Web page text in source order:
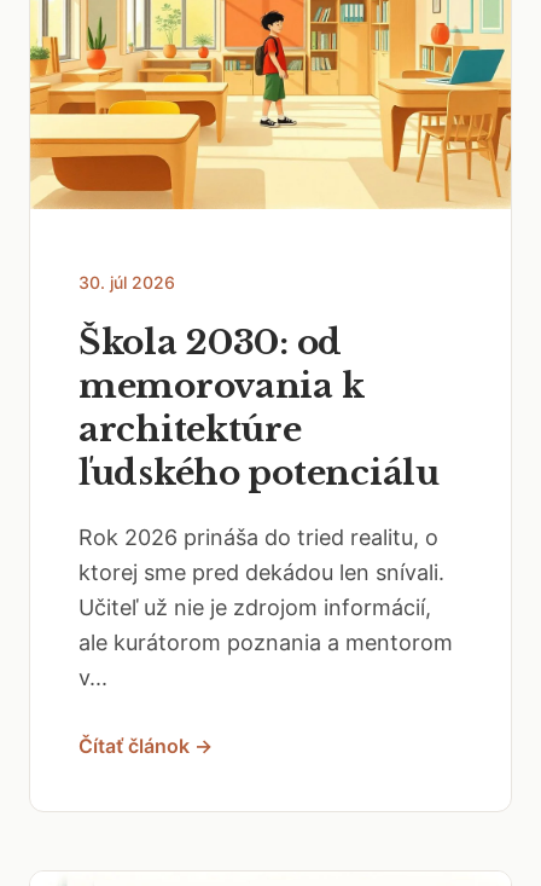
30. júl 2026
Škola 2030: od
memorovania k
architektúre
ľudského potenciálu
Rok 2026 prináša do tried realitu, o
ktorej sme pred dekádou len snívali.
Učiteľ už nie je zdrojom informácií,
ale kurátorom poznania a mentorom
v...
Čítať článok →